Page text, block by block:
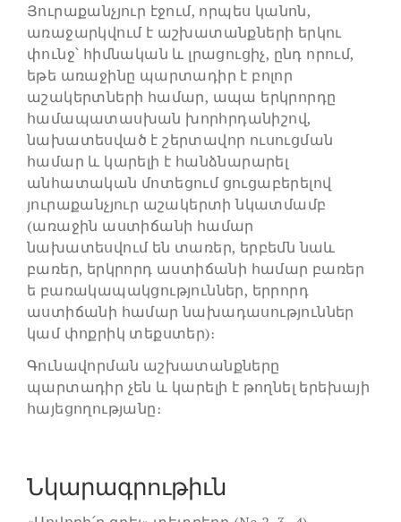
Յուրաքանչյուր էջում, որպես կանոն,
առաջարկվում է աշխատանքների երկու
փունջ՝ հիմնական և լրացուցիչ, ընդ որում,
եթե առաջինը պարտադիր է բոլոր
աշակերտների համար, ապա երկրորդը
համապատասխան խորհրդանիշով,
նախատեսված է շերտավոր ուսուցման
համար և կարելի է հանձնարարել
անհատական մոտեցում ցուցաբերելով
յուրաքանչյուր աշակերտի նկատմամբ
(առաջին աստիճանի համար
նախատեսվում են տառեր, երբեմն նաև
բառեր, երկրորդ աստիճանի համար բառեր
ե բառակապակցություններ, երրորդ
աստիճանի համար նախադասություններ
կամ փոքրիկ տեքստեր)։
Գունավորման աշխատանքները
պարտադիր չեն և կարելի է թողնել երեխայի
հայեցողությանը։
Նկարագրութիւն